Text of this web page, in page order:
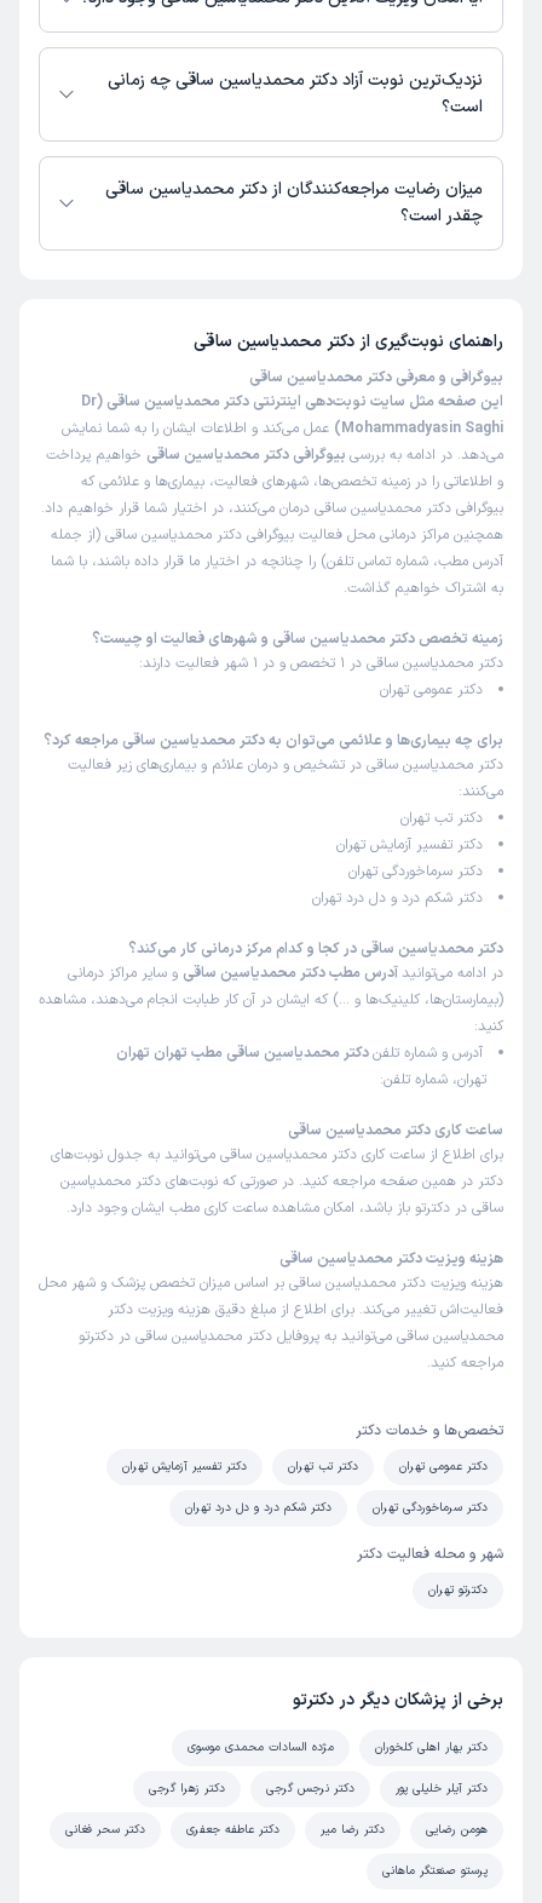
در حال حاضر اطلاعاتی درباره ارائه ویزیت آنلاین توسط دکتر محمدیاسین ساقی
در دسترس نیست. برای دریافت اطلاعات دقیق‌تر، لطفاً با مطب تماس بگیرید.
نزدیک‌ترین نوبت آزاد دکتر محمدیاسین ساقی چه زمانی
است؟
زمان نوبت‌دهی و پذیرش بیماران با هماهنگی مطب مشخص می‌شود.
میزان رضایت مراجعه‌کنندگان از دکتر محمدیاسین ساقی
چقدر است؟
راهنمای نوبت‌گیری از دکتر محمدیاسین ساقی
بیوگرافی و معرفی دکتر محمدیاسین ساقی
این صفحه مثل سایت نوبت‌دهی اینترنتی دکتر محمدیاسین ساقی (Dr
Mohammadyasin Saghi)
عمل می‌کند و اطلاعات ایشان را به شما نمایش
می‌دهد. در ادامه به بررسی بیوگرافی دکتر محمدیاسین ساقی خواهیم پرداخت
و اطلاعاتی را در زمینه تخصص‌ها، شهرهای فعالیت، بیماری‌ها و علائمی که
بیوگرافی دکتر محمدیاسین ساقی درمان می‌کنند، در اختیار شما قرار خواهیم داد.
همچنین مراکز درمانی محل فعالیت بیوگرافی دکتر محمدیاسین ساقی (از جمله
آدرس مطب، شماره تماس تلفن) را چنانچه در اختیار ما قرار داده باشند، با شما
به اشتراک خواهیم گذاشت.
زمینه تخصص دکتر محمدیاسین ساقی و شهرهای فعالیت او چیست؟
دکتر محمدیاسین ساقی در 1 تخصص و در 1 شهر فعالیت دارند:
دکتر عمومی تهران
برای چه بیماری‌ها و علائمی می‌توان به دکتر محمدیاسین ساقی مراجعه کرد؟
دکتر محمدیاسین ساقی در تشخیص و درمان علائم و بیماری‌های زیر فعالیت
می‌کنند:
دکتر تب تهران
دکتر تفسیر آزمایش تهران
دکتر سرماخوردگی تهران
دکتر شکم درد و دل درد تهران
دکتر محمدیاسین ساقی در کجا و کدام مرکز درمانی کار می‌کند؟
در ادامه می‌توانید آدرس مطب دکتر محمدیاسین ساقی و سایر مراکز درمانی
(بیمارستان‌ها، کلینیک‌ها و …) که ایشان در آن کار طبابت انجام می‌دهند، مشاهده
کنید:
آدرس و شماره تلفندکتر محمدیاسین ساقی مطب تهران تهران
تهران، شماره تلفن:
ساعت کاری دکتر محمدیاسین ساقی
برای اطلاع از ساعت کاری دکتر محمدیاسین ساقی می‌توانید به جدول نوبت‌های
دکتر در همین صفحه مراجعه کنید. در صورتی که نوبت‌های دکتر محمدیاسین
ساقی در دکترتو باز باشد، امکان مشاهده ساعت کاری مطب ایشان وجود دارد.
هزینه ویزیت دکتر محمدیاسین ساقی
هزینه ویزیت دکتر محمدیاسین ساقی بر اساس میزان تخصص پزشک و شهر محل
فعالیت‌اش تغییر می‌کند. برای اطلاع از مبلغ دقیق هزینه ویزیت دکتر
محمدیاسین ساقی می‌توانید به پروفایل دکتر محمدیاسین ساقی در دکترتو
مراجعه کنید.
تخصص‌ها و خدمات دکتر
دکتر عمومی تهران دکتر تب تهران دکتر تفسیر آزمایش تهران
دکتر سرماخوردگی تهران دکتر شکم درد و دل درد تهران
شهر و محله فعالیت دکتر
دکترتو تهران
برخی از پزشکان دیگر در دکترتو
دکتر بهار اهلی کلخوران مژده السادات محمدی موسوی
دکتر آیلر خلیلی پور دکتر نرجس گرجی دکتر زهرا گرجی
هومن رضایی دکتر رضا میر دکتر عاطفه جعفری دکتر سحر فغانی
پرستو صنعتگر ماهانی